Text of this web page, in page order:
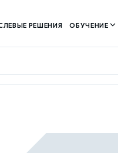
РЕШЕНИЯ ОБУЧЕНИЕ